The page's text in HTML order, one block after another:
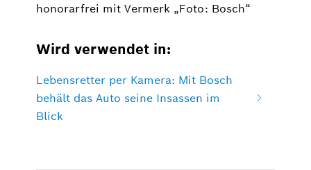
honorarfrei mit Vermerk „Foto: Bosch“
Wird verwendet in:
Lebensretter per Kamera: Mit Bosch
behält das Auto seine Insassen im
Blick